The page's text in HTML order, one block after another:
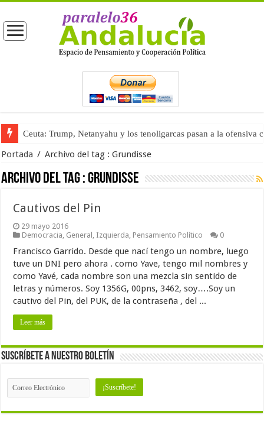
Ceuta: Trump, Netanyahu y los tenoligarcas pasan a la ofensiva
Portada / Archivo del tag :Grundisse
Archivo del tag :Grundisse
Cautivos del Pin
29 mayo 2016
Democracia, General , Izquierda, Pensamiento Político 0
Francisco Garrido. Desde que nací tengo un nombre, luego
tuve un DNI pero ahora . como Yave, tengo mil nombres y
como Yavé, cada nombre son una mezcla sin sentido de
letras y números. Soy 1356G, 00pns, 3462, soy….Soy un
cautivo del Pin, del PUK, de la contraseña , del ...
Leer más
Suscríbete a nuestro Boletín